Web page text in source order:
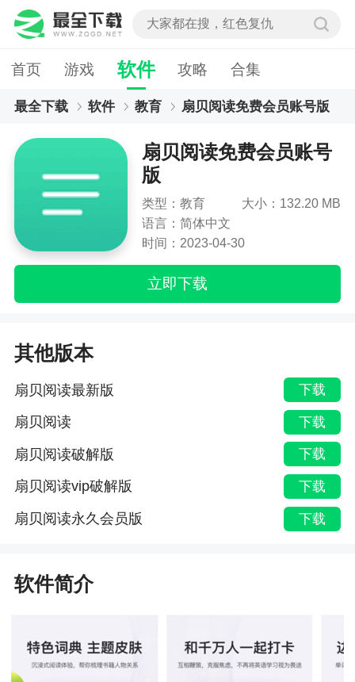
首页 游戏 软件 攻略 合集
最全下载 软件 教育 扇贝阅读免费会员账号版
扇贝阅读免费会员账号
版
类型：教育
大小：132.20 MB
语言：简体中文
时间：2023-04-30
立即下载
其他版本
扇贝阅读最新版 下载
扇贝阅读 下载
扇贝阅读破解版 下载
扇贝阅读vip破解版 下载
扇贝阅读永久会员版 下载
软件简介